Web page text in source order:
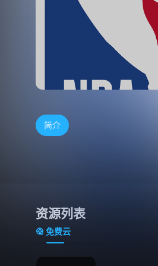
简介
资源列表
免费云